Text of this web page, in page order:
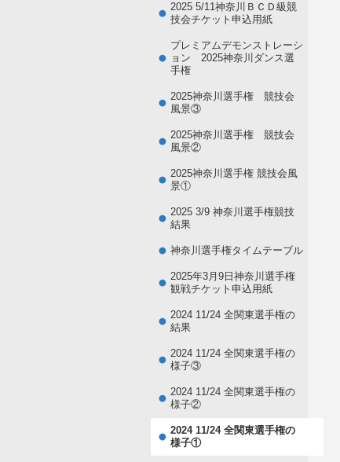
2025 5/11神奈川ＢＣＤ級競
技会チケット申込用紙
プレミアムデモンストレーシ
ョン 2025神奈川ダンス選
手権
2025神奈川選手権 競技会
風景③
2025神奈川選手権 競技会
風景②
2025神奈川選手権 競技会風
景①
2025 3/9 神奈川選手権競技
結果
神奈川選手権タイムテーブル
2025年3月9日神奈川選手権
観戦チケット申込用紙
2024 11/24 全関東選手権の
結果
2024 11/24 全関東選手権の
様子③
2024 11/24 全関東選手権の
様子②
2024 11/24 全関東選手権の
様子①